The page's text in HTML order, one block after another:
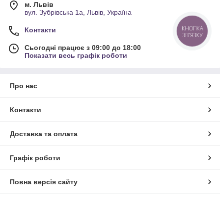
м. Львів
вул. Зубрівська 1а, Львів, Україна
Контакти
Сьогодні працює з 09:00 до 18:00
Показати весь графік роботи
Про нас
Контакти
Доставка та оплата
Графік роботи
Повна версія сайту
КНОПКА
ЗВ'ЯЗКУ